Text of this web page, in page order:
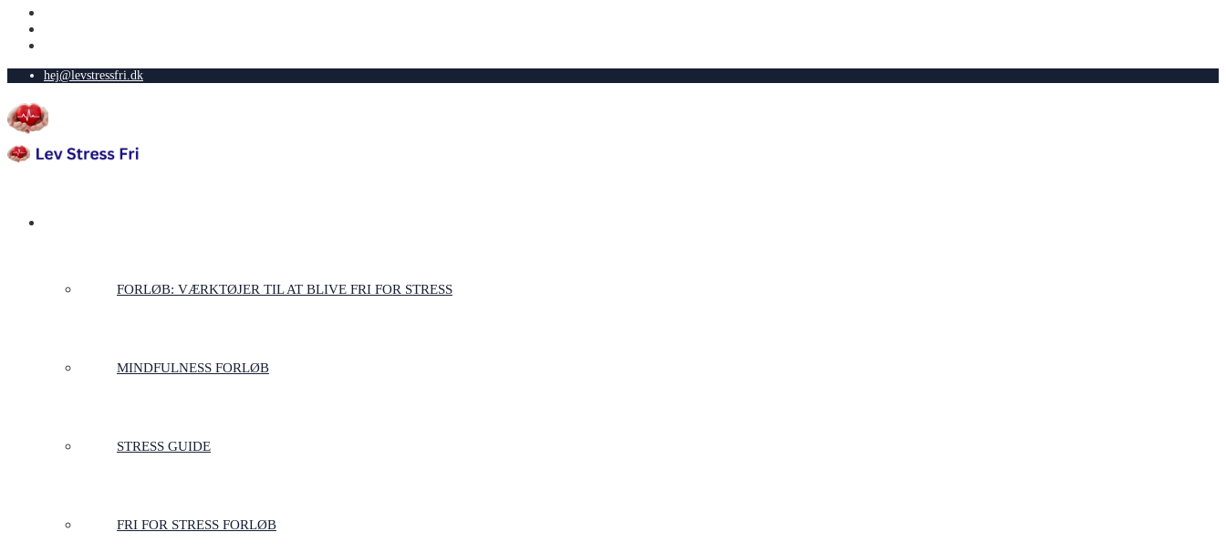
hej@levstressfri.dk
FORLØB: VÆRKTØJER TIL AT BLIVE FRI FOR STRESS
MINDFULNESS FORLØB
STRESS GUIDE
FRI FOR STRESS FORLØB